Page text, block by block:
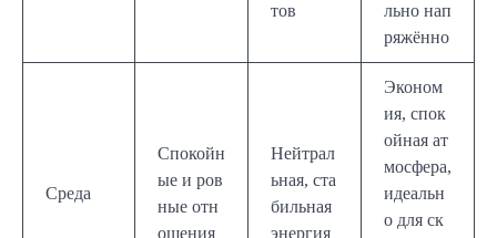
тов
льно нап
ряжённо
Среда
Спокойн
ые и ров
ные отн
ошения
Нейтрал
ьная, ста
бильная
энергия
Эконом
ия, спок
ойная ат
мосфера,
идеальн
о для ск